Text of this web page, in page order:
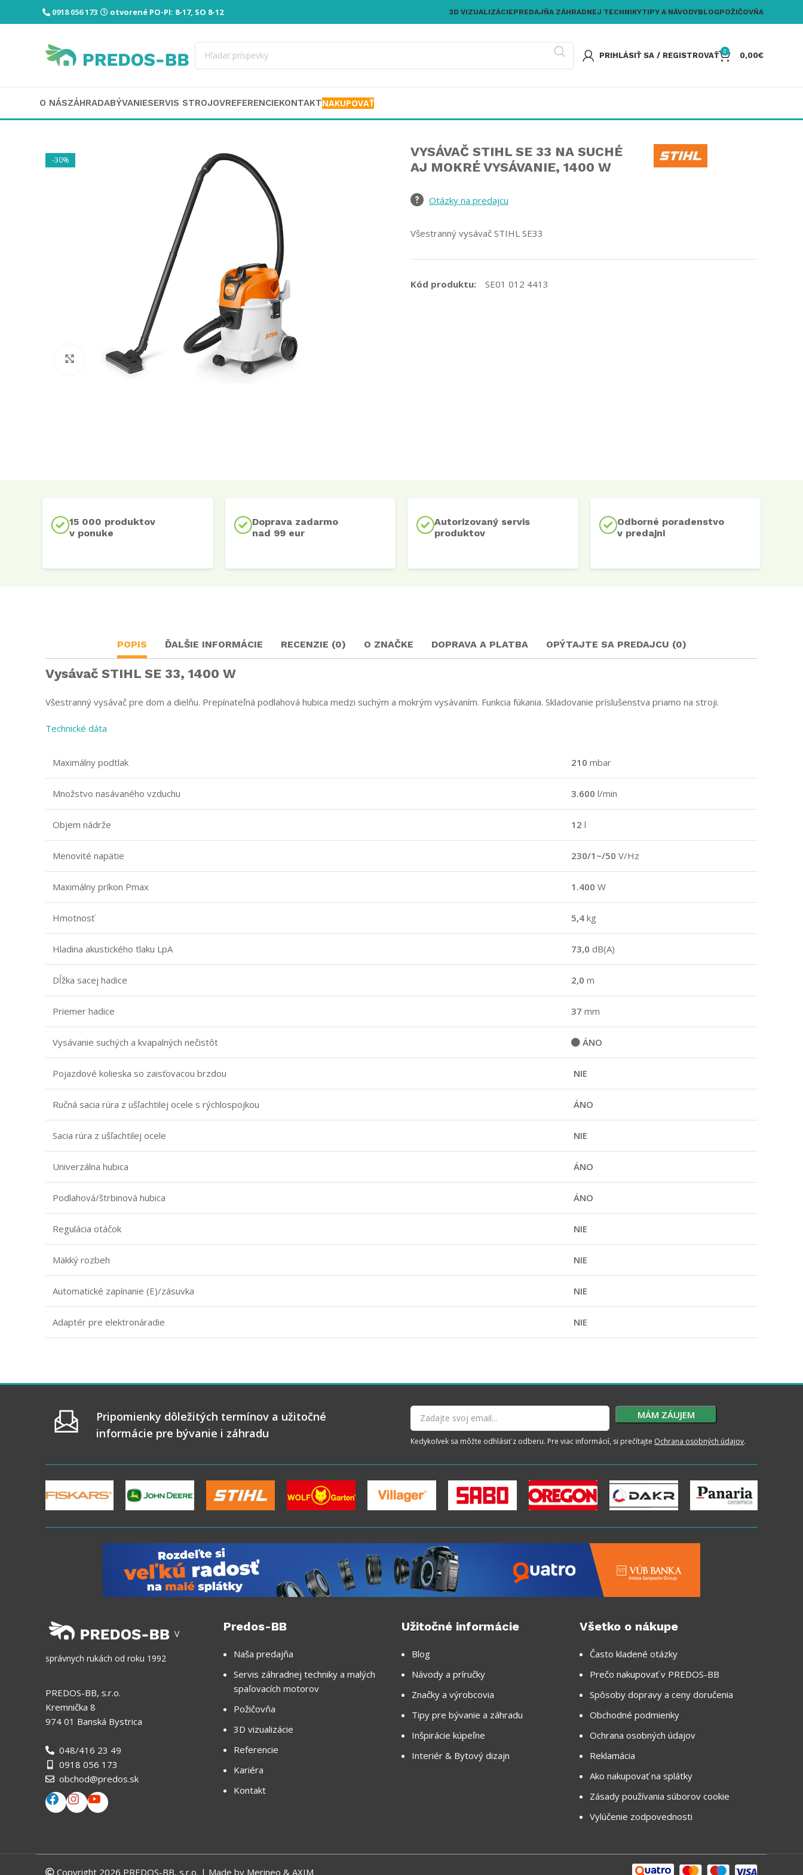
0918 056 173 otvorené PO-PI: 8-17, SO 8-12 3D VIZUALIZÁCIEPREDAJŇA ZÁHRADNEJ TECHNIKYTIPY A NÁVODYBLOGPOŽIČOVŇA
PRIHLÁSIŤ SA / REGISTROVAŤ 0 0,00€
O NÁSZÁHRADABÝVANIESERVIS STROJOVREFERENCIEKONTAKTNAKUPOVAŤ
-30%
Click to enlarge
VYSÁVAČ STIHL SE 33 NA SUCHÉ
AJ MOKRÉ VYSÁVANIE, 1400 W
Otázky na predajcu
Všestranný vysávač STIHL SE33
Kód produktu: SE01 012 4413
15 000 produktov
v ponuke
Doprava zadarmo
nad 99 eur
Autorizovaný servis
produktov
Odborné poradenstvo
v predajni
POPIS ĎALŠIE INFORMÁCIE RECENZIE (0) O ZNAČKE DOPRAVA A PLATBA OPÝTAJTE SA PREDAJCU (0)
Vysávač STIHL SE 33, 1400 W
Všestranný vysávač pre dom a dielňu. Prepínateľná podlahová hubica medzi suchým a mokrým vysávaním. Funkcia fúkania. Skladovanie príslušenstva priamo na stroji.
Technické dáta
Maximálny podtlak 210 mbar
Množstvo nasávaného vzduchu 3.600 l/min
Objem nádrže 12 l
Menovité napätie 230/1~/50 V/Hz
Maximálny príkon Pmax 1.400 W
Hmotnosť 5,4 kg
Hladina akustického tlaku LpA 73,0 dB(A)
Dĺžka sacej hadice 2,0 m
Priemer hadice 37 mm
Vysávanie suchých a kvapalných nečistôt ÁNO
Pojazdové kolieska so zaisťovacou brzdou NIE
Ručná sacia rúra z ušľachtilej ocele s rýchlospojkou ÁNO
Sacia rúra z ušľachtilej ocele NIE
Univerzálna hubica ÁNO
Podlahová/štrbinová hubica ÁNO
Regulácia otáčok NIE
Mäkký rozbeh NIE
Automatické zapínanie (E)/zásuvka NIE
Adaptér pre elektronáradie NIE
Pripomienky dôležitých termínov a užitočné
informácie pre bývanie i záhradu
Kedykoľvek sa môžte odhlásiť z odberu. Pre viac informácií, si prečítajte Ochrana osobných údajov.
V
správnych rukách od roku 1992
PREDOS-BB, s.r.o.
Kremnička 8
974 01 Banská Bystrica
048/416 23 49
0918 056 173
obchod@predos.sk
Predos-BB
Naša predajňa
Servis záhradnej techniky a malých
spaľovacích motorov
Požičovňa
3D vizualizácie
Referencie
Kariéra
Kontakt
Užitočné informácie
Blog
Návody a príručky
Značky a výrobcovia
Tipy pre bývanie a záhradu
Inšpirácie kúpeľne
Interiér & Bytový dizajn
Všetko o nákupe
Často kladené otázky
Prečo nakupovať v PREDOS-BB
Spôsoby dopravy a ceny doručenia
Obchodné podmienky
Ochrana osobných údajov
Reklamácia
Ako nakupovať na splátky
Zásady používania súborov cookie
Vylúčenie zodpovednosti
Copyright 2026 PREDOS-BB, s.r.o. | Made by Merineo & AXIM